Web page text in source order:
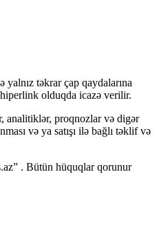
yalnız təkrar çap qaydalarına
olduqda icazə verilir.
analitiklər, proqnozlar və digər
və ya satışı ilə bağlı təklif və
. Bütün hüquqlar qorunur